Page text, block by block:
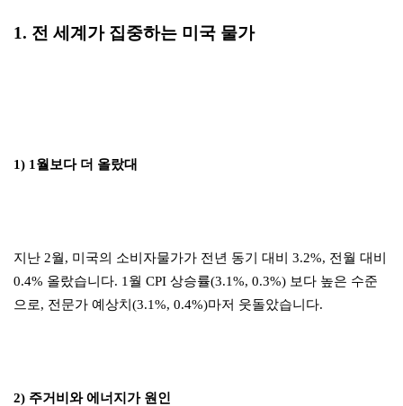
1. 전 세계가 집중하는 미국 물가
1) 1월보다 더 올랐대
지난 2월, 미국의 소비자물가가 전년 동기 대비 3.2%, 전월 대비
0.4% 올랐습니다. 1월 CPI 상승률(3.1%, 0.3%) 보다 높은 수준
으로, 전문가 예상치(3.1%, 0.4%)마저 웃돌았습니다.
2) 주거비와 에너지가 원인